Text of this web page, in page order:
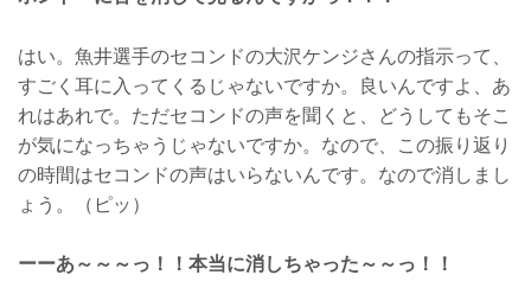
はい。魚井選手のセコンドの大沢ケンジさんの指示って、
すごく耳に入ってくるじゃないですか。良いんですよ、あ
れはあれで。ただセコンドの声を聞くと、どうしてもそこ
が気になっちゃうじゃないですか。なので、この振り返り
の時間はセコンドの声はいらないんです。なので消しまし
ょう。（ピッ）
ーーあ～～～っ！！本当に消しちゃった～～っ！！